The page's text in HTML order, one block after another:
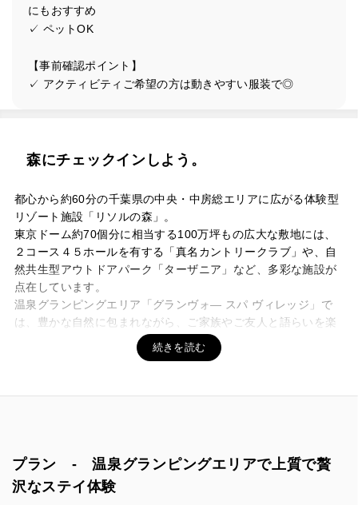
にもおすすめ
✓ ペットOK
【事前確認ポイント】
✓ アクティビティご希望の方は動きやすい服装で◎
森にチェックインしよう。
都心から約60分の千葉県の中央・中房総エリアに広がる体験型
リゾート施設「リソルの森」。
東京ドーム約70個分に相当する100万坪もの広大な敷地には、
２コース４５ホールを有する「真名カントリークラブ」や、自
然共生型アウトドアパーク「ターザニア」など、多彩な施設が
点在しています。
温泉グランピングエリア「グランヴォ― スパ ヴィレッジ」で
は、豊かな自然に包まれながら、ご家族やご友人と語らいを楽
しむ贅沢なステイをお楽しみいただけます。
露天風呂付き天然温泉と地元食材にこだわったお食事で、自然
プラン - 温泉グランピングエリアで上質で贅
沢なステイ体験